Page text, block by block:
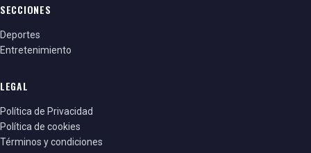
SECCIONES
Deportes
Entretenimiento
LEGAL
Política de Privacidad
Política de cookies
Términos y condiciones